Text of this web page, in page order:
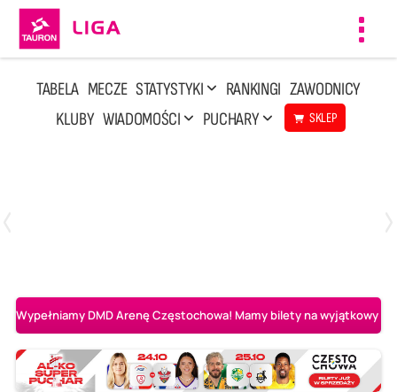
TABELA MECZE STATYSTYKI RANKINGI ZAWODNICY
KLUBY WIADOMOŚCI PUCHARY SKLEP
Wypełniamy DMD Arenę Częstochowa! Mamy bilety na wyjątkowy